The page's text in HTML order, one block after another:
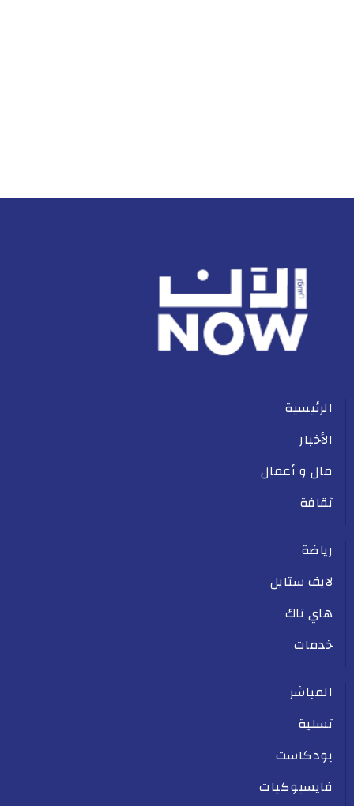
الرئيسية
الأخبار
مال و أعمال
ثقافة
رياضة
لايف ستايل
هاي تاك
خدمات
المباشر
تسلية
بودكاست
فايسبوكيات